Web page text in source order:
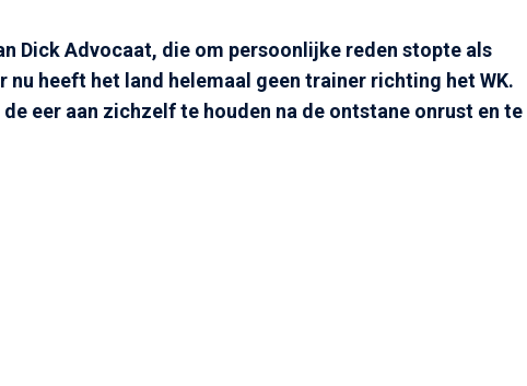
Dick Advocaat, die om persoonlijke reden stopte als
nu heeft het land helemaal geen trainer richting het WK.
eer aan zichzelf te houden na de ontstane onrust en te